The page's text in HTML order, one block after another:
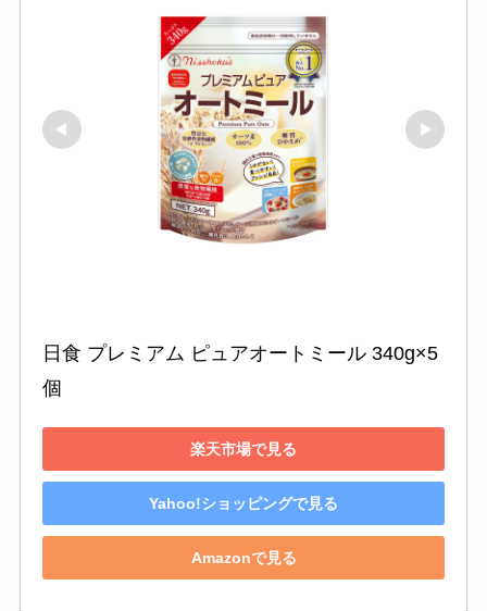
日食 プレミアム ピュアオートミール 340g×5
個
楽天市場で見る
Yahoo!ショッピングで見る
Amazonで見る